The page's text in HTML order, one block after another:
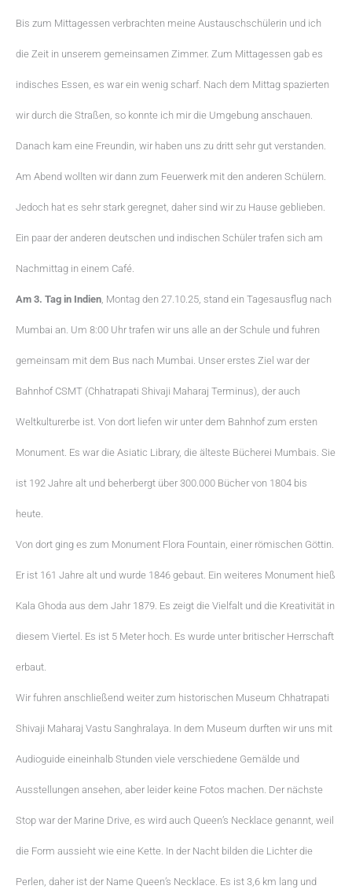
Bis zum Mittagessen verbrachten meine Austauschschülerin und ich
die Zeit in unserem gemeinsamen Zimmer. Zum Mittagessen gab es
indisches Essen, es war ein wenig scharf. Nach dem Mittag spazierten
wir durch die Straßen, so konnte ich mir die Umgebung anschauen.
Danach kam eine Freundin, wir haben uns zu dritt sehr gut verstanden.
Am Abend wollten wir dann zum Feuerwerk mit den anderen Schülern.
Jedoch hat es sehr stark geregnet, daher sind wir zu Hause geblieben.
Ein paar der anderen deutschen und indischen Schüler trafen sich am
Nachmittag in einem Café.
Am 3. Tag in Indien, Montag den 27.10.25, stand ein Tagesausflug nach
Mumbai an. Um 8:00 Uhr trafen wir uns alle an der Schule und fuhren
gemeinsam mit dem Bus nach Mumbai. Unser erstes Ziel war der
Bahnhof CSMT (Chhatrapati Shivaji Maharaj Terminus), der auch
Weltkulturerbe ist. Von dort liefen wir unter dem Bahnhof zum ersten
Monument. Es war die Asiatic Library, die älteste Bücherei Mumbais. Sie
ist 192 Jahre alt und beherbergt über 300.000 Bücher von 1804 bis
heute.
Von dort ging es zum Monument Flora Fountain, einer römischen Göttin.
Er ist 161 Jahre alt und wurde 1846 gebaut. Ein weiteres Monument hieß
Kala Ghoda aus dem Jahr 1879. Es zeigt die Vielfalt und die Kreativität in
diesem Viertel. Es ist 5 Meter hoch. Es wurde unter britischer Herrschaft
erbaut.
Wir fuhren anschließend weiter zum historischen Museum Chhatrapati
Shivaji Maharaj Vastu Sanghralaya. In dem Museum durften wir uns mit
Audioguide eineinhalb Stunden viele verschiedene Gemälde und
Ausstellungen ansehen, aber leider keine Fotos machen. Der nächste
Stop war der Marine Drive, es wird auch Queen’s Necklace genannt, weil
die Form aussieht wie eine Kette. In der Nacht bilden die Lichter die
Perlen, daher ist der Name Queen’s Necklace. Es ist 3,6 km lang und